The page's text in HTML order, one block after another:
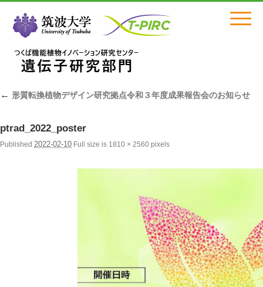
Click
← 形質転換植物デザイン研究拠点令和３年度成果報告会のお知らせ
ptrad_2022_poster
Published 2022-02-10 Full size is 1810 × 2560 pixels